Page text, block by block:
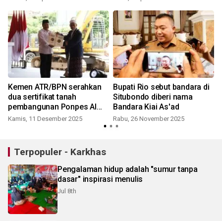
Kemen ATR/BPN serahkan
dua sertifikat tanah
pembangunan Ponpes Al
Khoziny
Kamis, 11 Desember 2025
Bupati Rio sebut bandara di
Situbondo diberi nama
Bandara Kiai As'ad
Rabu, 26 November 2025
Terpopuler - Karkhas
Pengalaman hidup adalah "sumur tanpa
dasar" inspirasi menulis
Jul 8th